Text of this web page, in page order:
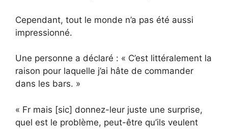
Cependant, tout le monde n’a pas été aussi
impressionné.
Une personne a déclaré : « C’est littéralement la
raison pour laquelle j’ai hâte de commander
dans les bars. »
« Fr mais [sic] donnez-leur juste une surprise,
quel est le problème, peut-être qu’ils veulent